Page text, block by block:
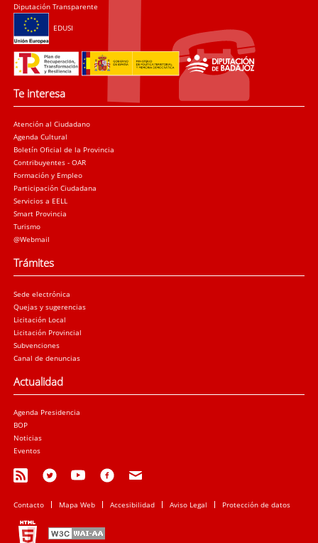
Diputación Transparente
EDUSI
Te interesa
Atención al Ciudadano
Agenda Cultural
Boletín Oficial de la Provincia
Contribuyentes - OAR
Formación y Empleo
Participación Ciudadana
Servicios a EELL
Smart Provincia
Turismo
@Webmail
Trámites
Sede electrónica
Quejas y sugerencias
Licitación Local
Licitación Provincial
Subvenciones
Canal de denuncias
Actualidad
Agenda Presidencia
BOP
Noticias
Eventos
Contacto Mapa Web Accesibilidad Aviso Legal Protección de datos